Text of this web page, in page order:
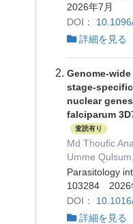
2026年7月
DOI：
詳細を見る
Genome-
stage-
nuclear
falciparum
査読有り
Md Thoufic
Umme
Parasitology
103284 2026
DOI：
詳細を見る